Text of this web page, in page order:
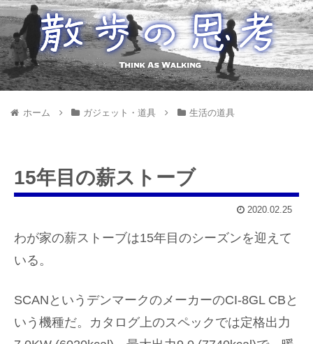
ホーム ガジェット・道具 生活の道具
15年目の薪ストーブ
2020.02.25
わが家の薪ストーブは15年目のシーズンを迎えて
いる。
SCANというデンマークのメーカーのCI-8GL CBと
いう機種だ。カタログ上のスペックでは定格出力